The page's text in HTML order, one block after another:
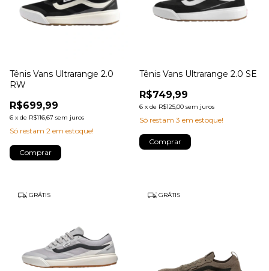
Tênis Vans Ultrarange 2.0
RW
R$699,99
6 x de R$116,67 sem juros
Só restam 2 em estoque!
Comprar
Tênis Vans Ultrarange 2.0 SE
R$749,99
6 x de R$125,00 sem juros
Só restam 3 em estoque!
Comprar
GRÁTIS GRÁTIS